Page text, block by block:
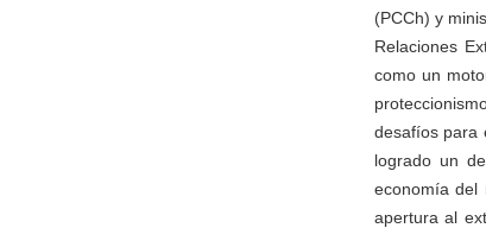
(PCCh) y
Relaciones
como un
desafíos para
logrado un
economía del
apertura al